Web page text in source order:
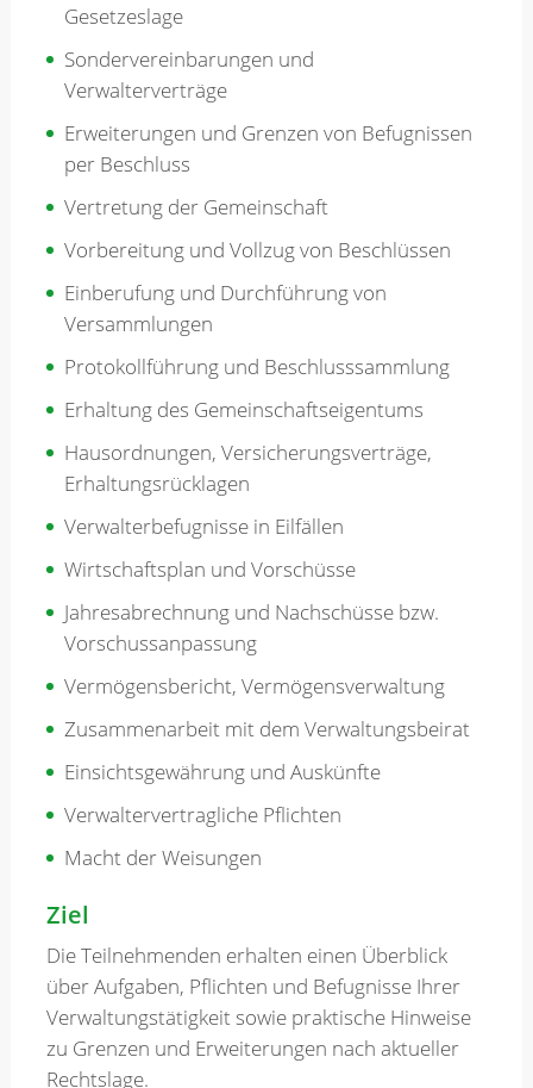
Gesetzeslage
Sondervereinbarungen und
Verwalterverträge
Erweiterungen und Grenzen von Befugnissen
per Beschluss
Vertretung der Gemeinschaft
Vorbereitung und Vollzug von Beschlüssen
Einberufung und Durchführung von
Versammlungen
Protokollführung und Beschlusssammlung
Erhaltung des Gemeinschaftseigentums
Hausordnungen, Versicherungsverträge,
Erhaltungsrücklagen
Verwalterbefugnisse in Eilfällen
Wirtschaftsplan und Vorschüsse
Jahresabrechnung und Nachschüsse bzw.
Vorschussanpassung
Vermögensbericht, Vermögensverwaltung
Zusammenarbeit mit dem Verwaltungsbeirat
Einsichtsgewährung und Auskünfte
Verwaltervertragliche Pflichten
Macht der Weisungen
Ziel
Die Teilnehmenden erhalten einen Überblick
über Aufgaben, Pflichten und Befugnisse Ihrer
Verwaltungstätigkeit sowie praktische Hinweise
zu Grenzen und Erweiterungen nach aktueller
Rechtslage.